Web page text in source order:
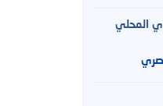
المحلي